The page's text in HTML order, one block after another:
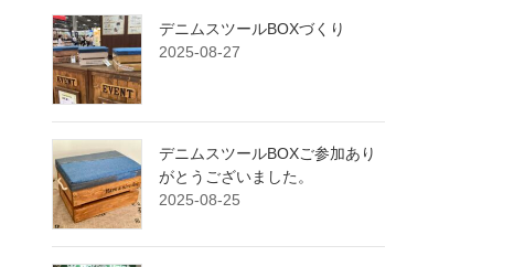
デニムスツールBOXづくり
2025-08-27
デニムスツールBOXご参加あり
がとうございました。
2025-08-25